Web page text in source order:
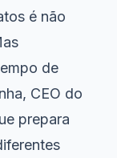
é não
de
CEO do
prepara